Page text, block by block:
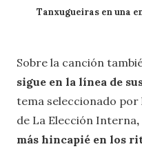
Tanxugueiras en una
Sobre la canción
sigue en la línea de
tema seleccionado
de La Elección Interna
más hincapié en los